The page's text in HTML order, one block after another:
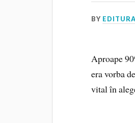
BY
Aproape
era vorba
vital în